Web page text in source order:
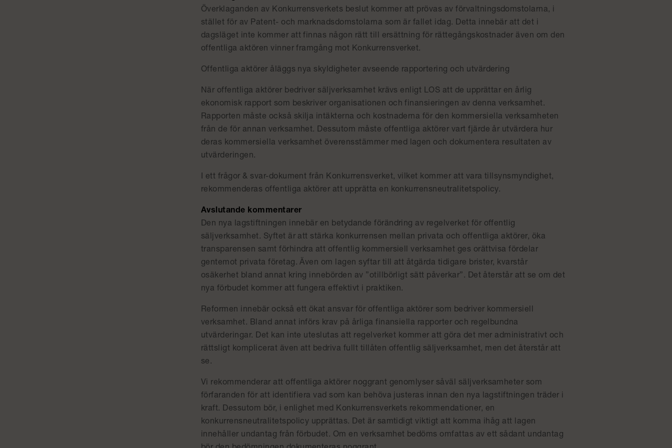
Överklaganden av Konkurrensverkets beslut kommer att prövas av förvaltningsdomstolarna, i
stället för av Patent- och marknadsdomstolarna som är fallet idag. Detta innebär att det i
dagsläget inte kommer att finnas någon rätt till ersättning för rättegångskostnader även om den
offentliga aktören vinner framgång mot Konkurrensverket.
Offentliga aktörer åläggs nya skyldigheter avseende rapportering och utvärdering
När offentliga aktörer bedriver säljverksamhet krävs enligt LOS att de upprättar en årlig
ekonomisk rapport som beskriver organisationen och finansieringen av denna verksamhet.
Rapporten måste också skilja intäkterna och kostnaderna för den kommersiella verksamheten
från de för annan verksamhet. Dessutom måste offentliga aktörer vart fjärde år utvärdera hur
deras kommersiella verksamhet överensstämmer med lagen och dokumentera resultaten av
utvärderingen.
I ett frågor & svar-dokument från Konkurrensverket, vilket kommer att vara tillsynsmyndighet,
rekommenderas offentliga aktörer att upprätta en konkurrensneutralitetspolicy.
Avslutande kommentarer
Den nya lagstiftningen innebär en betydande förändring av regelverket för offentlig
säljverksamhet. Syftet är att stärka konkurrensen mellan privata och offentliga aktörer, öka
transparensen samt förhindra att offentlig kommersiell verksamhet ges orättvisa fördelar
gentemot privata företag. Även om lagen syftar till att åtgärda tidigare brister, kvarstår
osäkerhet bland annat kring innebörden av ”otillbörligt sätt påverkar”. Det återstår att se om det
nya förbudet kommer att fungera effektivt i praktiken.
Reformen innebär också ett ökat ansvar för offentliga aktörer som bedriver kommersiell
verksamhet. Bland annat införs krav på årliga finansiella rapporter och regelbundna
utvärderingar. Det kan inte uteslutas att regelverket kommer att göra det mer administrativt och
rättsligt komplicerat även att bedriva fullt tillåten offentlig säljverksamhet, men det återstår att
se.
Vi rekommenderar att offentliga aktörer noggrant genomlyser såväl säljverksamheter som
förfaranden för att identifiera vad som kan behöva justeras innan den nya lagstiftningen träder i
kraft. Dessutom bör, i enlighet med Konkurrensverkets rekommendationer, en
konkurrensneutralitetspolicy upprättas. Det är samtidigt viktigt att komma ihåg att lagen
innehåller undantag från förbudet. Om en verksamhet bedöms omfattas av ett sådant undantag